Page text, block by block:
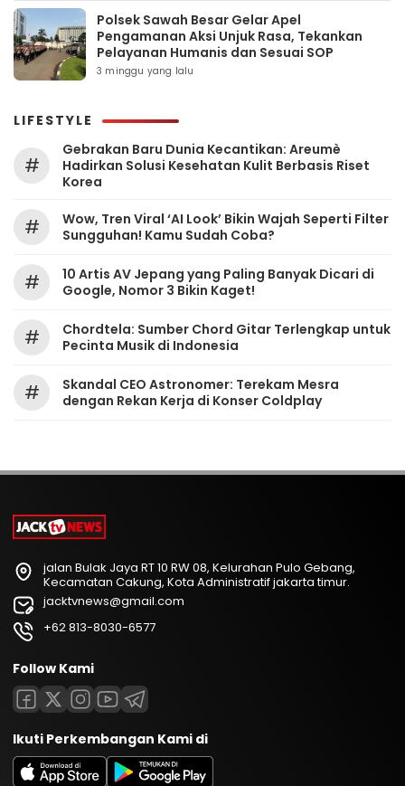
Polsek Sawah Besar Gelar Apel
Pengamanan Aksi Unjuk Rasa, Tekankan
Pelayanan Humanis dan Sesuai SOP
3 minggu yang lalu
LIFESTYLE
#
Gebrakan Baru Dunia Kecantikan: Areumè
Hadirkan Solusi Kesehatan Kulit Berbasis Riset
Korea
#
Wow, Tren Viral ‘AI Look’ Bikin Wajah Seperti Filter
Sungguhan! Kamu Sudah Coba?
#
10 Artis AV Jepang yang Paling Banyak Dicari di
Google, Nomor 3 Bikin Kaget!
#
Chordtela: Sumber Chord Gitar Terlengkap untuk
Pecinta Musik di Indonesia
#
Skandal CEO Astronomer: Terekam Mesra
dengan Rekan Kerja di Konser Coldplay
jalan Bulak Jaya RT 10 RW 08, Kelurahan Pulo Gebang,
Kecamatan Cakung, Kota Administratif jakarta timur.
jacktvnews@gmail.com
+62 813-8030-6577
Follow Kami
Ikuti Perkembangan Kami di